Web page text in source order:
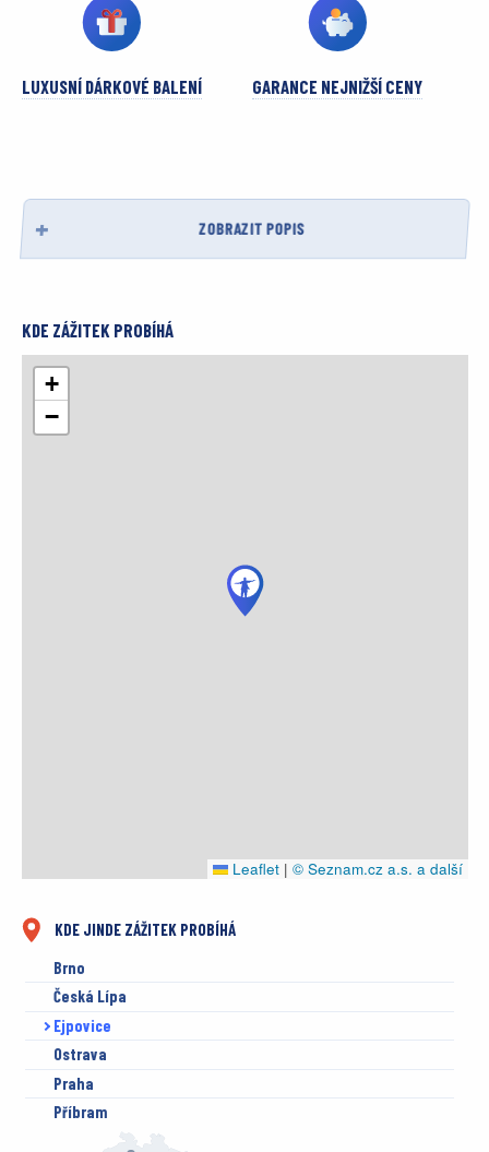
LUXUSNÍ DÁRKOVÉ BALENÍ GARANCE NEJNIŽŠÍ CENY
ZOBRAZIT POPIS
KDE ZÁŽITEK PROBÍHÁ
+
−
Leaflet | © Seznam.cz a.s. a další
KDE JINDE ZÁŽITEK PROBÍHÁ
Brno
Česká Lípa
Ejpovice
Ostrava
Praha
Příbram